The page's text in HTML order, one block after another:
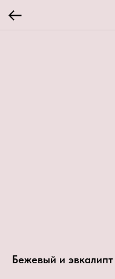
Бежевый и